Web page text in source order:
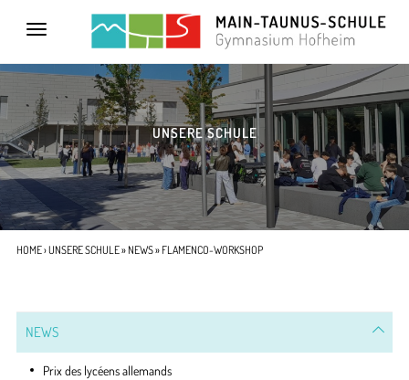
Toggle
UNSERE SCHULE
HOME›UNSERE SCHULE»NEWS» FLAMENCO-WORKSHOP
NEWS
Prix des lycéens allemands